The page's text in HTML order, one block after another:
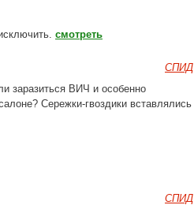
смотреть
СПИД
заразиться ВИЧ и особенно
Сережки-гвоздики вставлялись
СПИД